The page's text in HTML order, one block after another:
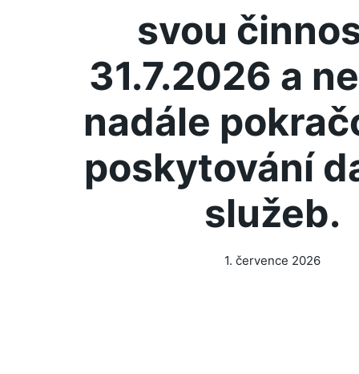
svou
31.7.2026 a
nadále
poskytování
služeb.
1. července 2026